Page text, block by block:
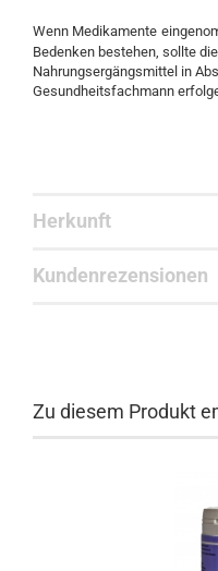
Wenn Medikamente
Bedenken bestehen, sollte
Nahrungsergängsmittel in
Gesundheitsfachmann
Herkunft
Kundenrezensionen
Zu diesem Produkt